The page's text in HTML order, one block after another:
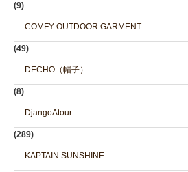
(9)
COMFY OUTDOOR GARMENT
(49)
DECHO（帽子）
(8)
DjangoAtour
(289)
KAPTAIN SUNSHINE